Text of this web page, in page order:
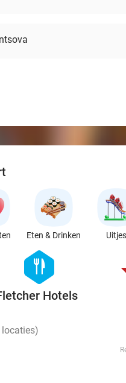
Eten & Drinken Uitjes
hexagon
food
Hotels
locaties)